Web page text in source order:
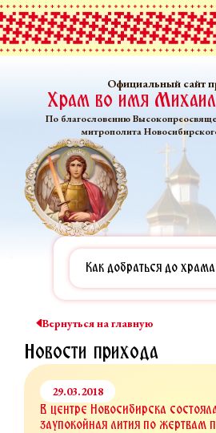
Официальный сайт
Храм во имя
По благословению
митрополита
Как добраться до храма
Вернуться на главную
Новости прихода
29.03.2018
В центре Новосибирска
заупокойная лития по жертвам